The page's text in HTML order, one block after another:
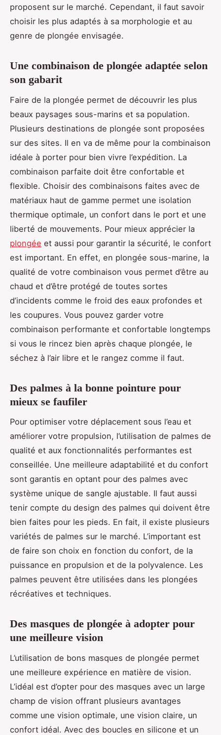
proposent sur le marché. Cependant, il faut savoir
choisir les plus adaptés à sa morphologie et au
genre de plongée envisagée.
Une combinaison de plongée adaptée selon
son gabarit
Faire de la plongée permet de découvrir les plus
beaux paysages sous-marins et sa population.
Plusieurs destinations de plongée sont proposées
sur des sites. Il en va de même pour la combinaison
idéale à porter pour bien vivre l’expédition. La
combinaison parfaite doit être confortable et
flexible. Choisir des combinaisons faites avec de
matériaux haut de gamme permet une isolation
thermique optimale, un confort dans le port et une
liberté de mouvements. Pour mieux apprécier la
plongée et aussi pour garantir la sécurité, le confort
est important. En effet, en plongée sous-marine, la
qualité de votre combinaison vous permet d’être au
chaud et d’être protégé de toutes sortes
d’incidents comme le froid des eaux profondes et
les coupures. Vous pouvez garder votre
combinaison performante et confortable longtemps
si vous le rincez bien après chaque plongée, le
séchez à l’air libre et le rangez comme il faut.
Des palmes à la bonne pointure pour
mieux se faufiler
Pour optimiser votre déplacement sous l’eau et
améliorer votre propulsion, l’utilisation de palmes de
qualité et aux fonctionnalités performantes est
conseillée. Une meilleure adaptabilité et du confort
sont garantis en optant pour des palmes avec
système unique de sangle ajustable. Il faut aussi
tenir compte du design des palmes qui doivent être
bien faites pour les pieds. En fait, il existe plusieurs
variétés de palmes sur le marché. L’important est
de faire son choix en fonction du confort, de la
puissance en propulsion et de la polyvalence. Les
palmes peuvent être utilisées dans les plongées
récréatives et techniques.
Des masques de plongée à adopter pour
une meilleure vision
L’utilisation de bons masques de plongée permet
une meilleure expérience en matière de vision.
L’idéal est d’opter pour des masques avec un large
champ de vision offrant plusieurs avantages
comme une vision optimale, une vision claire, un
confort idéal. Avec des boucles en silicone et un